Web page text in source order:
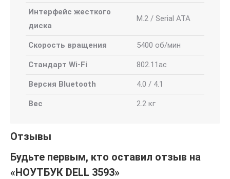
Интерфейс жесткого
диска
M.2 / Serial ATA
Скорость вращения 5400 об/мин
Стандарт Wi-Fi 802.11ac
Версия Bluetooth 4.0 / 4.1
Вес 2.2 кг
Отзывы
Будьте первым, кто оставил отзыв на
«НОУТБУК DELL 3593»